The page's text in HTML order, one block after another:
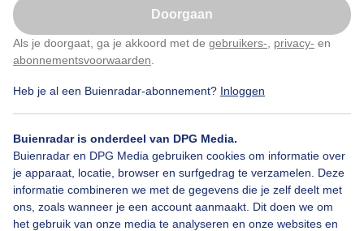
Doorgaan
Als je doorgaat, ga je akkoord met de gebruikers- privacy- en
abonnementsvoorwaarden
Heb je al een Buienradar-abonnement? Inloggen
Buienradar is onderdeel van DPG Media.
Buienradar en DPG Media gebruiken cookies om informatie over
je apparaat, locatie, browser en surfgedrag te verzamelen. Deze
informatie combineren we met de gegevens die je zelf deelt met
ons, zoals wanneer je een account aanmaakt. Dit doen we om
het gebruik van onze media te analyseren en onze websites en
Door: Erna Kool Gemaakt: 24-03-2026, 59x bekeken
Gekleurde Grillige Wolkenrand Zonsondergang
Bekijk slideshow
Klik hierom dit aan te passen